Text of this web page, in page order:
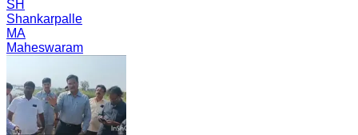
SH
Shankarpalle
MA
Maheswaram